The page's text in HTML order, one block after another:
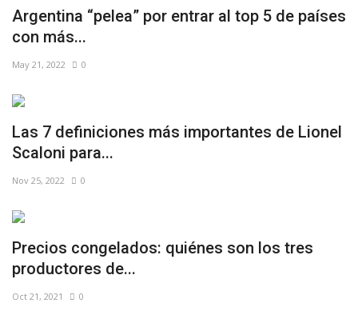
Argentina “pelea” por entrar al top 5 de países
con más...
May 21, 2022 0
Las 7 definiciones más importantes de Lionel
Scaloni para...
Nov 25, 2022 0
Precios congelados: quiénes son los tres
productores de...
Oct 21, 2021 0